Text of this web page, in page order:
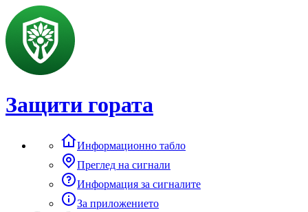
Защити гората
Информационно табло
Преглед на сигнали
Информация за сигналите
За приложението